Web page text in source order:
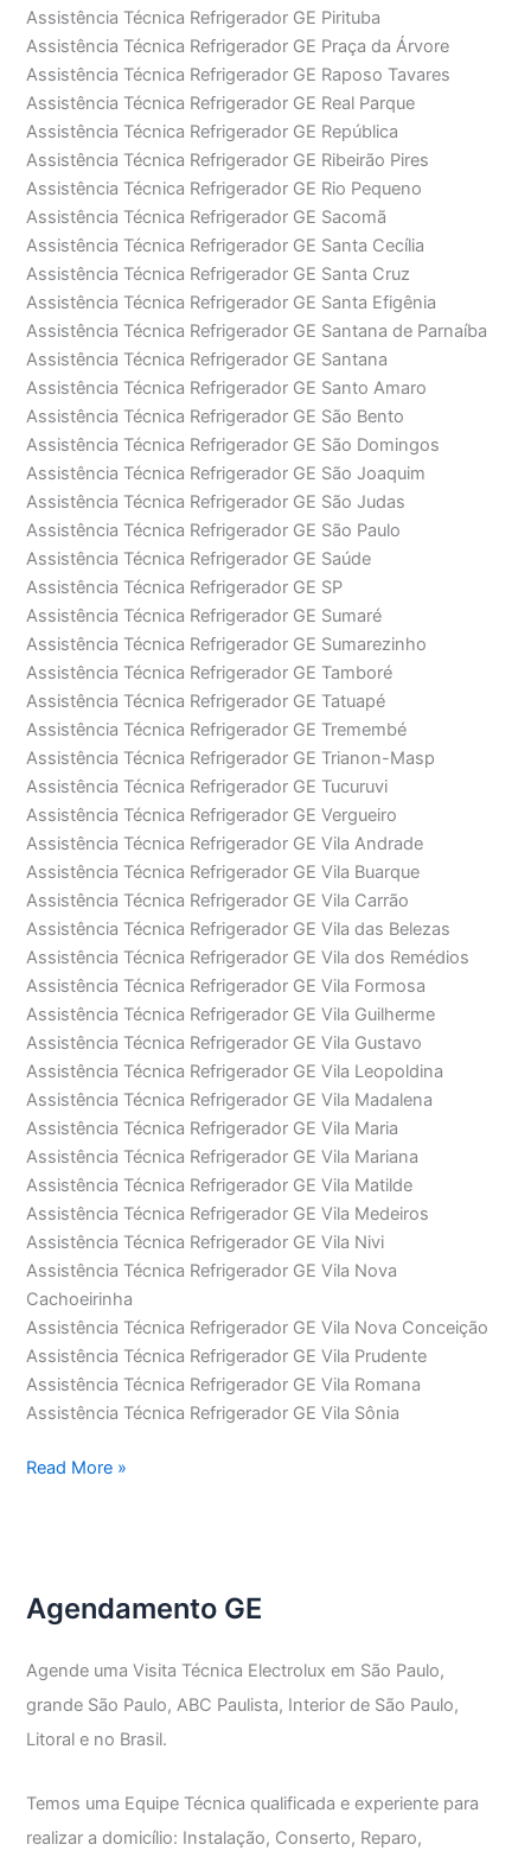
Assistência Técnica Refrigerador GE Pirituba
Assistência Técnica Refrigerador GE Praça da Árvore
Assistência Técnica Refrigerador GE Raposo Tavares
Assistência Técnica Refrigerador GE Real Parque
Assistência Técnica Refrigerador GE República
Assistência Técnica Refrigerador GE Ribeirão Pires
Assistência Técnica Refrigerador GE Rio Pequeno
Assistência Técnica Refrigerador GE Sacomã
Assistência Técnica Refrigerador GE Santa Cecília
Assistência Técnica Refrigerador GE Santa Cruz
Assistência Técnica Refrigerador GE Santa Efigênia
Assistência Técnica Refrigerador GE Santana de Parnaíba
Assistência Técnica Refrigerador GE Santana
Assistência Técnica Refrigerador GE Santo Amaro
Assistência Técnica Refrigerador GE São Bento
Assistência Técnica Refrigerador GE São Domingos
Assistência Técnica Refrigerador GE São Joaquim
Assistência Técnica Refrigerador GE São Judas
Assistência Técnica Refrigerador GE São Paulo
Assistência Técnica Refrigerador GE Saúde
Assistência Técnica Refrigerador GE SP
Assistência Técnica Refrigerador GE Sumaré
Assistência Técnica Refrigerador GE Sumarezinho
Assistência Técnica Refrigerador GE Tamboré
Assistência Técnica Refrigerador GE Tatuapé
Assistência Técnica Refrigerador GE Tremembé
Assistência Técnica Refrigerador GE Trianon-Masp
Assistência Técnica Refrigerador GE Tucuruvi
Assistência Técnica Refrigerador GE Vergueiro
Assistência Técnica Refrigerador GE Vila Andrade
Assistência Técnica Refrigerador GE Vila Buarque
Assistência Técnica Refrigerador GE Vila Carrão
Assistência Técnica Refrigerador GE Vila das Belezas
Assistência Técnica Refrigerador GE Vila dos Remédios
Assistência Técnica Refrigerador GE Vila Formosa
Assistência Técnica Refrigerador GE Vila Guilherme
Assistência Técnica Refrigerador GE Vila Gustavo
Assistência Técnica Refrigerador GE Vila Leopoldina
Assistência Técnica Refrigerador GE Vila Madalena
Assistência Técnica Refrigerador GE Vila Maria
Assistência Técnica Refrigerador GE Vila Mariana
Assistência Técnica Refrigerador GE Vila Matilde
Assistência Técnica Refrigerador GE Vila Medeiros
Assistência Técnica Refrigerador GE Vila Nivi
Assistência Técnica Refrigerador GE Vila Nova
Cachoeirinha
Assistência Técnica Refrigerador GE Vila Nova Conceição
Assistência Técnica Refrigerador GE Vila Prudente
Assistência Técnica Refrigerador GE Vila Romana
Assistência Técnica Refrigerador GE Vila Sônia
Assistência
Read More »
Agendamento GE
Agende uma Visita Técnica Electrolux em São Paulo,
grande São Paulo, ABC Paulista, Interior de São Paulo,
Litoral e no Brasil.
Temos uma Equipe Técnica qualificada e experiente para
realizar a domicílio: Instalação, Conserto, Reparo,